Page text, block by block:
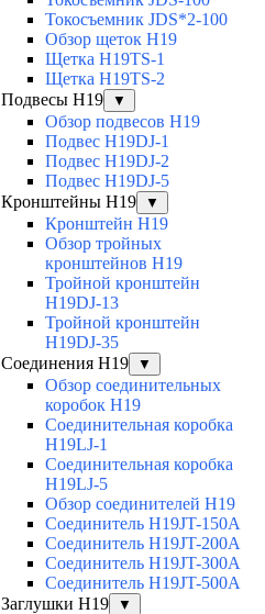
Токосъемник JDS*2-100
Обзор щеток H19
Щетка H19TS-1
Щетка H19TS-2
Подвесы H19
▼
Обзор подвесов H19
Подвес H19DJ-1
Подвес H19DJ-2
Подвес H19DJ-5
Кронштейны H19
▼
Кронштейн H19
Обзор тройных
кронштейнов H19
Тройной кронштейн
H19DJ-13
Тройной кронштейн
H19DJ-35
Соединения H19
▼
Обзор соединительных
коробок H19
Соединительная коробка
H19LJ-1
Соединительная коробка
H19LJ-5
Обзор соединителей H19
Соединитель H19JT-150A
Соединитель H19JT-200A
Соединитель H19JT-300A
Соединитель H19JT-500A
Заглушки H19
▼